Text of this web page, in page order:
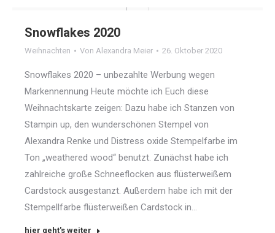
Snowflakes 2020
Weihnachten Von Alexandra Meier 26. Oktober 2020
Snowflakes 2020 – unbezahlte Werbung wegen
Markennennung Heute möchte ich Euch diese
Weihnachtskarte zeigen: Dazu habe ich Stanzen von
Stampin up, den wunderschönen Stempel von
Alexandra Renke und Distress oxide Stempelfarbe im
Ton „weathered wood“ benutzt. Zunächst habe ich
zahlreiche große Schneeflocken aus flüsterweißem
Cardstock ausgestanzt. Außerdem habe ich mit der
Stempellfarbe flüsterweißen Cardstock in…
hier geht's weiter